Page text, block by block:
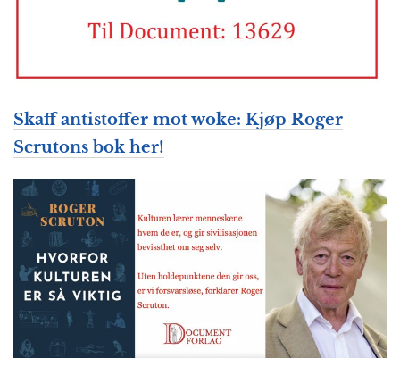
Skaff antistoffer mot woke: Kjøp Roger
Scrutons bok her!